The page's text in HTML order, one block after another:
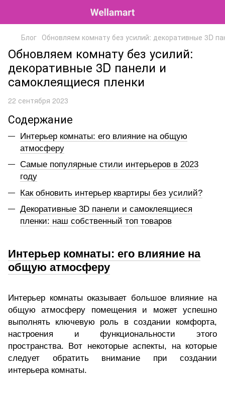
Блог Обновляем комнату без усилий: декоративные 3D
Обновляем комнату без усилий:
декоративные 3D панели и
самоклеящиеся пленки
22 сентября 2023
Содержание
Интерьер комнаты: его влияние на общую
атмосферу
Самые популярные стили интерьеров в 2023
году
Как обновить интерьер квартиры без усилий?
Декоративные 3D панели и самоклеящиеся
пленки: наш собственный топ товаров
Интерьер комнаты: его влияние на
общую атмосферу
Интерьер комнаты оказывает большое влияние на
общую атмосферу помещения и может успешно
выполнять ключевую роль в создании комфорта,
настроения и функциональности этого
пространства. Вот некоторые аспекты, на которые
следует обратить внимание при создании
интерьера комнаты.